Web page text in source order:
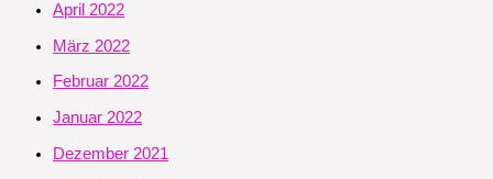
April 2022
März 2022
Februar 2022
Januar 2022
Dezember 2021